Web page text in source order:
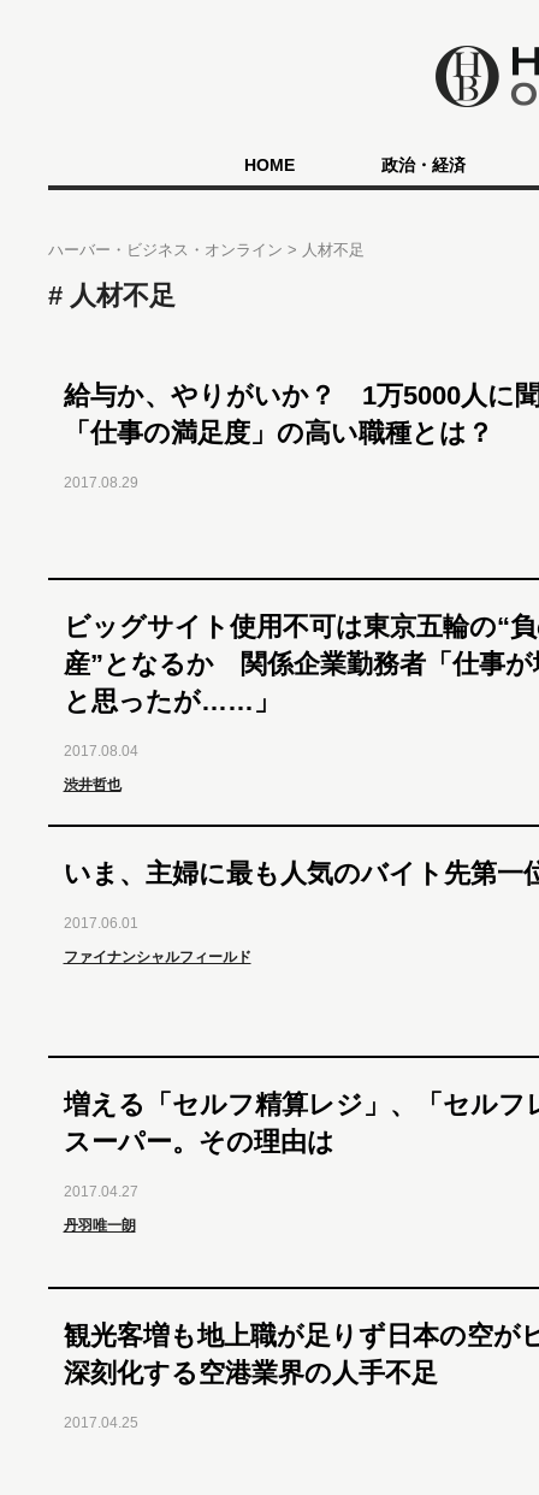
HOME 政治・経済
ハーバー・ビジネス・オンライン 人材不足
人材不足
給与か、やりがいか？ 1万5000人に
「仕事の満足度」の高い職種とは？
2017.08.29
ビッグサイト使用不可は東京五輪の“
産”となるか 関係企業勤務者「仕事が
と思ったが……」
2017.08.04
渋井哲也
いま、主婦に最も人気のバイト先第一
2017.06.01
ファイナンシャルフィールド
増える「セルフ精算レジ」、「セルフ
スーパー。その理由は
2017.04.27
丹羽唯一朗
観光客増も地上職が足りず日本の空が
深刻化する空港業界の人手不足
2017.04.25